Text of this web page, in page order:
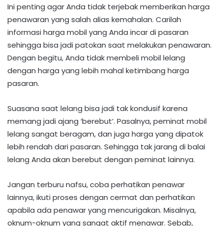
Ini penting agar Anda tidak terjebak memberikan harga
penawaran yang salah alias kemahalan. Carilah
informasi harga mobil yang Anda incar di pasaran
sehingga bisa jadi patokan saat melakukan penawaran.
Dengan begitu, Anda tidak membeli mobil lelang
dengan harga yang lebih mahal ketimbang harga
pasaran.
Suasana saat lelang bisa jadi tak kondusif karena
memang jadi ajang ‘berebut’. Pasalnya, peminat mobil
lelang sangat beragam, dan juga harga yang dipatok
lebih rendah dari pasaran. Sehingga tak jarang di balai
lelang Anda akan berebut dengan peminat lainnya.
Jangan terburu nafsu, coba perhatikan penawar
lainnya, ikuti proses dengan cermat dan perhatikan
apabila ada penawar yang mencurigakan. Misalnya,
oknum-oknum yang sangat aktif menawar. Sebab,